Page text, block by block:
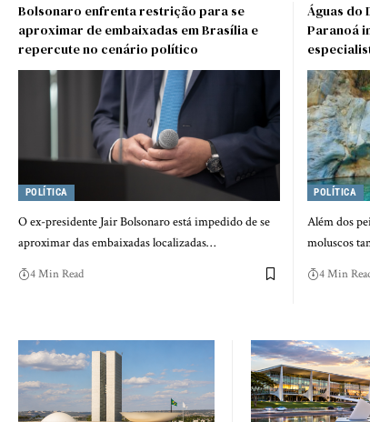
Bolsonaro enfrenta restrição para se
aproximar de embaixadas em Brasília e
repercute no cenário político
POLÍTICA
O ex-presidente Jair Bolsonaro está impedido de se
aproximar das embaixadas localizadas…
4 Min Read
Águas do
Paranoá
POLÍTICA
Além dos
moluscos
4 Min